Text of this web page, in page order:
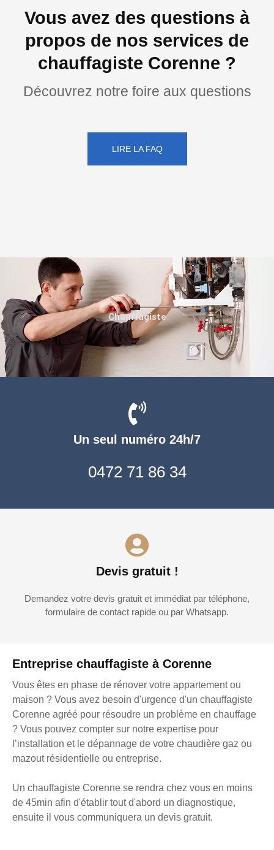
Vous avez des questions à
propos de nos services de
chauffagiste Corenne ?
Découvrez notre foire aux questions
LIRE LA FAQ
Entreprise chauffagiste à Corenne
Vous êtes en phase de rénover votre appartement ou
maison ? Vous avez besoin d'urgence d'un chauffagiste
Corenne agréé pour résoudre un problème en chauffage
? Vous pouvez compter sur notre expertise pour
l’installation et le dépannage de votre chaudière gaz ou
mazout résidentielle ou entreprise.
Un chauffagiste Corenne se rendra chez vous en moins
de 45min afin d'établir tout d'abord un diagnostique,
ensuite il vous communiquera un devis gratuit.
Un seul numéro 24h/7
0472 71 86 34
Devis gratuit !
Demandez votre devis gratuit et immédiat par téléphone,
formulaire de contact rapide ou par Whatsapp.
Chauffagiste